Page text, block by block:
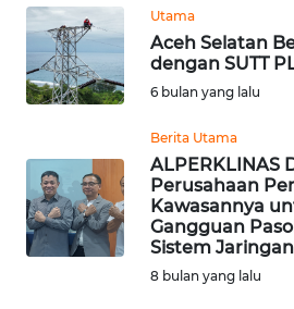
Utama
Aceh Selatan
dengan SUTT
6 bulan yang lalu
Berita Utama
ALPERKLINAS
Perusahaan
Kawasannya
Gangguan
Sistem
8 bulan yang lalu
INDEKS
BERITA
KONTAK
INFO
IKLAN
TENTANG